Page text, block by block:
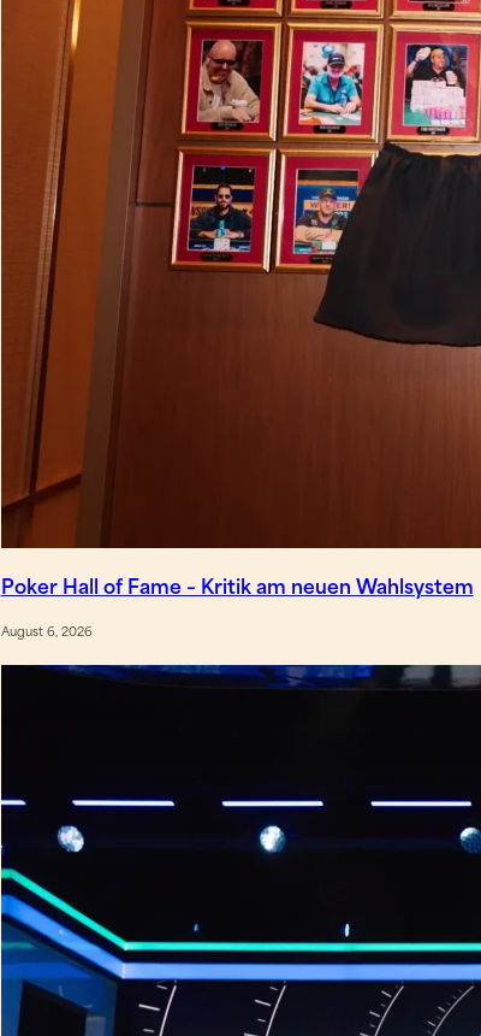
Poker Hall of Fame – Kritik am neuen Wahlsystem
August 6, 2026